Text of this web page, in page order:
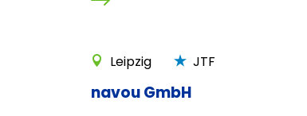
Leipzig JTF
navou GmbH